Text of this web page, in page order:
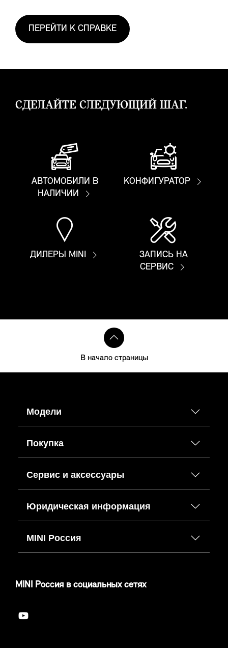
ПЕРЕЙТИ К СПРАВКЕ
СДЕЛАЙТЕ СЛЕДУЮЩИЙ ШАГ.
АВТОМОБИЛИ В
НАЛИЧИИ
КОНФИГУРАТОР
ДИЛЕРЫ MINI
ЗАПИСЬ НА
СЕРВИС
В начало страницы
Модели
Покупка
Сервис и аксессуары
Юридическая информация
MINI Россия
MINI Россия в социальных сетях